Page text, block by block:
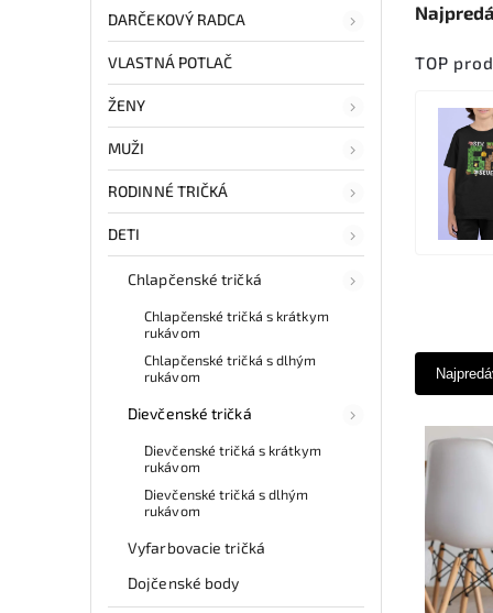
DARČEKOVÝ RADCA
VLASTNÁ POTLAČ
ŽENY
MUŽI
RODINNÉ TRIČKÁ
DETI
Chlapčenské tričká
Chlapčenské tričká s krátkym
rukávom
Chlapčenské tričká s dlhým
rukávom
Dievčenské tričká
Dievčenské tričká s krátkym
rukávom
Dievčenské tričká s dlhým
rukávom
Vyfarbovacie tričká
Dojčenské body
TOP